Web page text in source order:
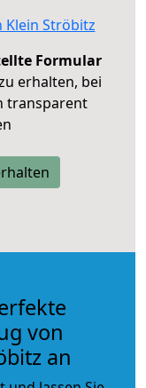
Ströbitz
Formular
erhalten, bei
transparent
von
an